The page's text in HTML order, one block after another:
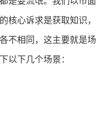
核心诉求是获取知识，
不相同，这主要就是场
以下几个场景：